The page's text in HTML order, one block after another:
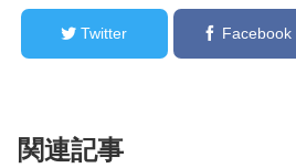
Twitter Facebook
関連記事